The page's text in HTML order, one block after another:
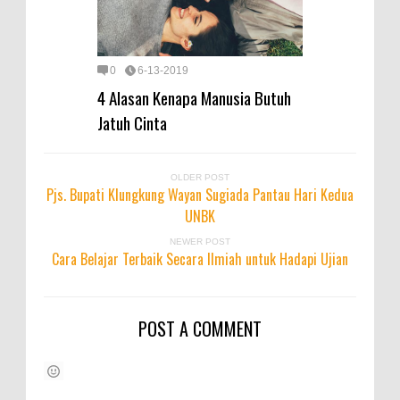
0 6-13-2019
4 Alasan Kenapa Manusia Butuh
Jatuh Cinta
OLDER POST
Pjs. Bupati Klungkung Wayan Sugiada Pantau Hari Kedua
UNBK
NEWER POST
Cara Belajar Terbaik Secara Ilmiah untuk Hadapi Ujian
POST A COMMENT